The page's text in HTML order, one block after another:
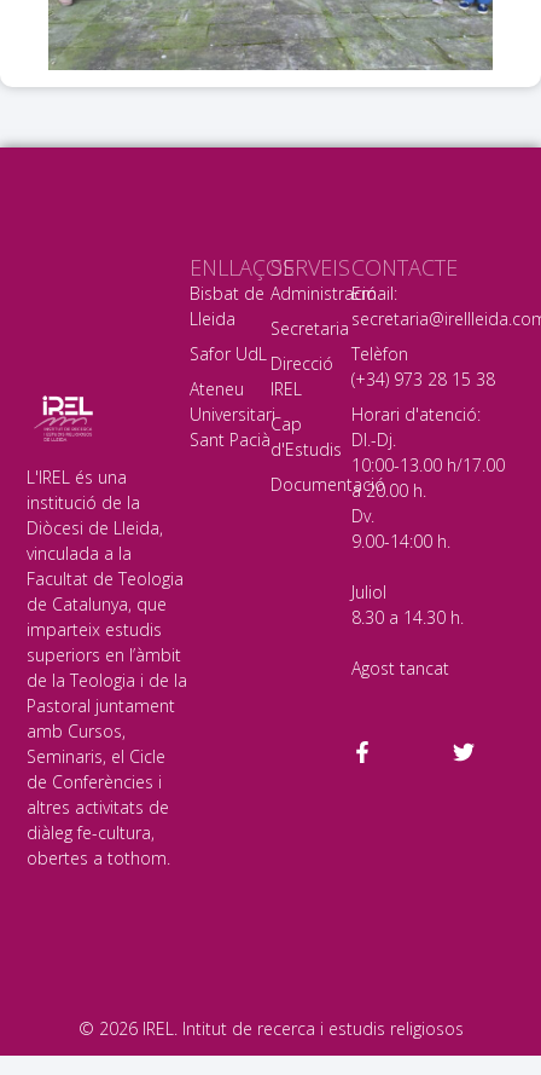
L'IREL és una
institució de la
Diòcesi de Lleida,
vinculada a la
Facultat de Teologia
de Catalunya, que
imparteix estudis
superiors en l’àmbit
de la Teologia i de la
Pastoral juntament
amb Cursos,
Seminaris, el Cicle
de Conferències i
altres activitats de
diàleg fe-cultura,
obertes a tothom.
SERVEIS
Administració
Secretaria
Direcció
IREL
Cap
d'Estudis
Documentació
ENLLAÇOS
Bisbat de
Lleida
Safor UdL
Ateneu
Universitari
Sant Pacià
CONTACTE
Email:
Telèfon
(+34) 973 28 15 38
Horari d'atenció:
Dl.-Dj.
10:00-13.00 h/17.00
a 20.00 h.
Dv.
9.00-14:00 h.
Juliol
8.30 a 14.30 h.
Agost tancat
© 2026 IREL. Intitut de recerca i estudis religiosos